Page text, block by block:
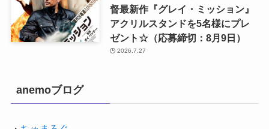
イン券を3名様に☆【応募締切：8
月9日】
2026.7.28
切：8月12日）